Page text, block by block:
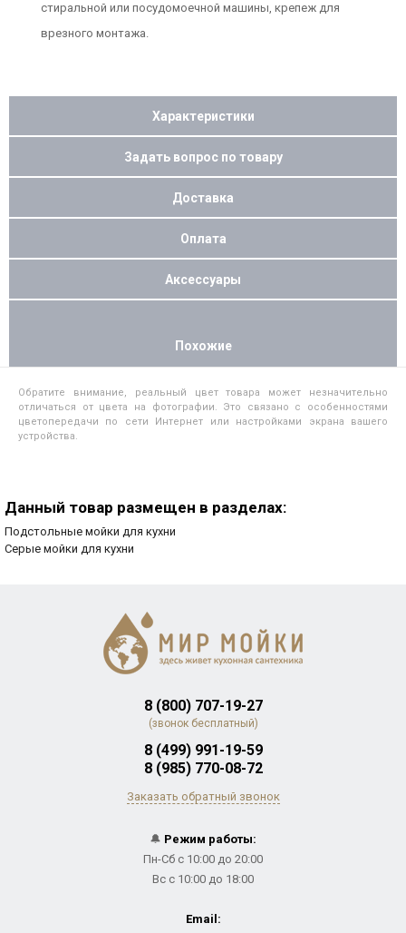
стиральной или посудомоечной машины, крепеж для
врезного монтажа.
Характеристики
Задать вопрос по товару
Доставка
Оплата
Аксессуары
Похожие
Обратите внимание, реальный цвет товара может незначительно
отличаться от цвета на фотографии. Это связано с особенностями
цветопередачи по сети Интернет или настройками экрана вашего
устройства.
Данный товар размещен в разделах:
Подстольные мойки для кухни
Серые мойки для кухни
8 (800) 707-19-27
(звонок бесплатный)
8 (499) 991-19-59
8 (985) 770-08-72
Заказать обратный звонок
🔔 Режим работы:
Пн-Сб с 10:00 до 20:00
Вс с 10:00 до 18:00
Email: